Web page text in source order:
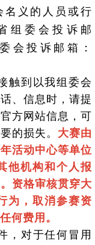
名义的人员或行
组委会投诉邮
会投诉邮箱：
触到以我组委会
、信息时，请提
方网站信息，可
的损失。 大赛由
活动中心等单位
他机构和个人报
资格审核贯穿大
为，取消参赛资
何费用。
，对于任何冒用